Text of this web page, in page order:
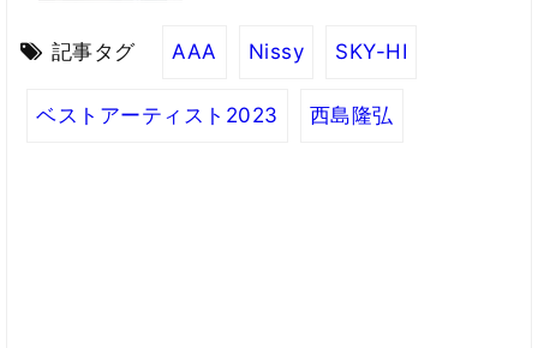
記事タグ AAA Nissy SKY-HI
ベストアーティスト2023 西島隆弘